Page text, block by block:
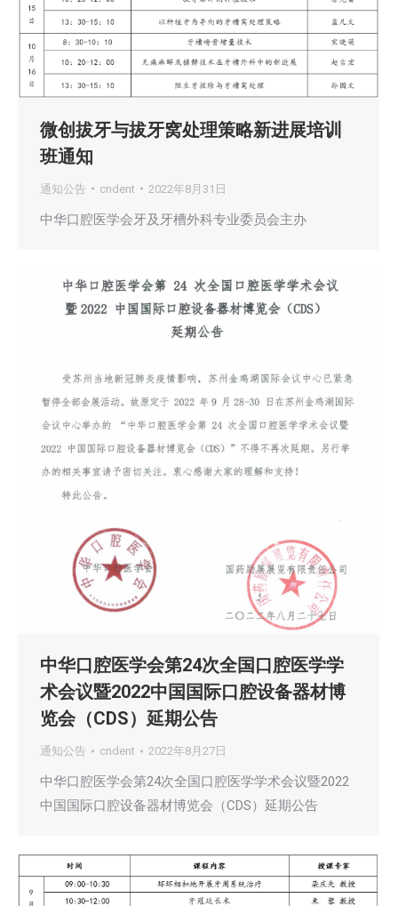
微创拔牙与拔牙窝处理策略新进展培训
班通知
通知公告 cndent 2022年8月31日
中华口腔医学会牙及牙槽外科专业委员会主办
中华口腔医学会第24次全国口腔医学学
术会议暨2022中国国际口腔设备器材博
览会（CDS）延期公告
通知公告 cndent 2022年8月27日
中华口腔医学会第24次全国口腔医学学术会议暨2022
中国国际口腔设备器材博览会（CDS）延期公告